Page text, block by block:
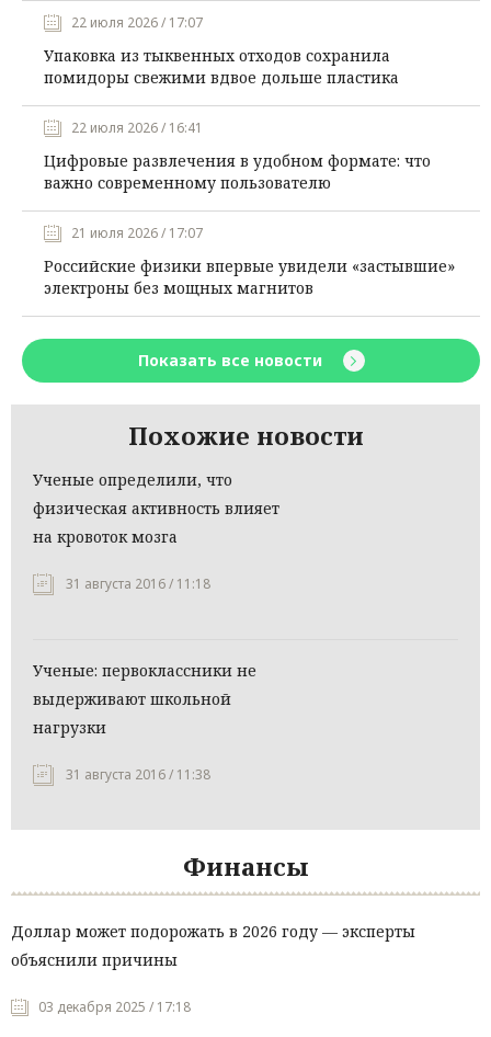
22 июля 2026 / 17:07
Упаковка из тыквенных отходов сохранила
помидоры свежими вдвое дольше пластика
22 июля 2026 / 16:41
Цифровые развлечения в удобном формате: что
важно современному пользователю
21 июля 2026 / 17:07
Российские физики впервые увидели «застывшие»
электроны без мощных магнитов
Показать все новости
Похожие новости
Ученые определили, что
физическая активность влияет
на кровоток мозга
31 августа 2016 / 11:18
Ученые: первоклассники не
выдерживают школьной
нагрузки
31 августа 2016 / 11:38
Финансы
Доллар может подорожать в 2026 году — эксперты
объяснили причины
03 декабря 2025 / 17:18